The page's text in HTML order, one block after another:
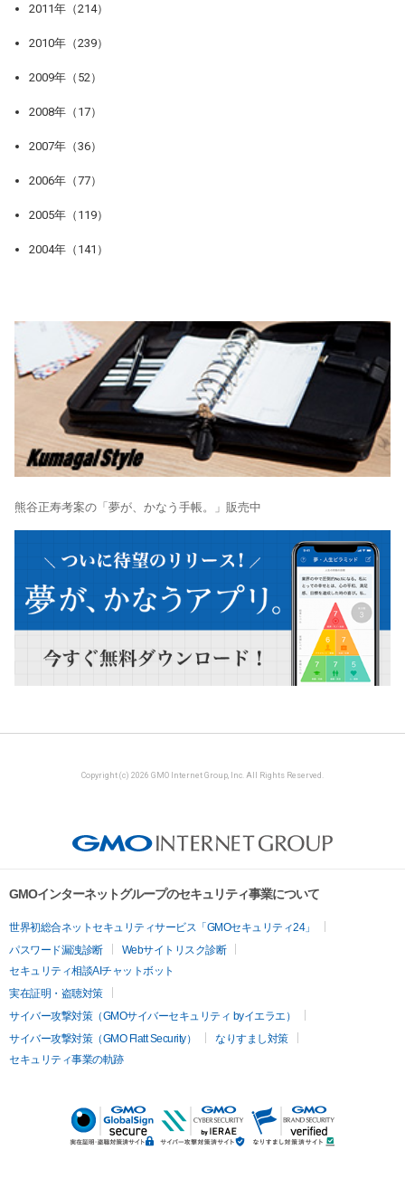
2011年（214）
2010年（239）
2009年（52）
2008年（17）
2007年（36）
2006年（77）
2005年（119）
2004年（141）
熊谷正寿考案の「夢が、かなう手帳。」販売中
Copyright (c) 2026 GMO Internet Group, Inc. All Rights Reserved.
GMOインターネットグループのセキュリティ事業について
世界初総合ネットセキュリティサービス「GMOセキュリティ24」
パスワード漏洩診断
Webサイトリスク診断
セキュリティ相談AIチャットボット
実在証明・盗聴対策
サイバー攻撃対策（GMOサイバーセキュリティ byイエラエ）
サイバー攻撃対策（GMO Flatt Security）
なりすまし対策
セキュリティ事業の軌跡